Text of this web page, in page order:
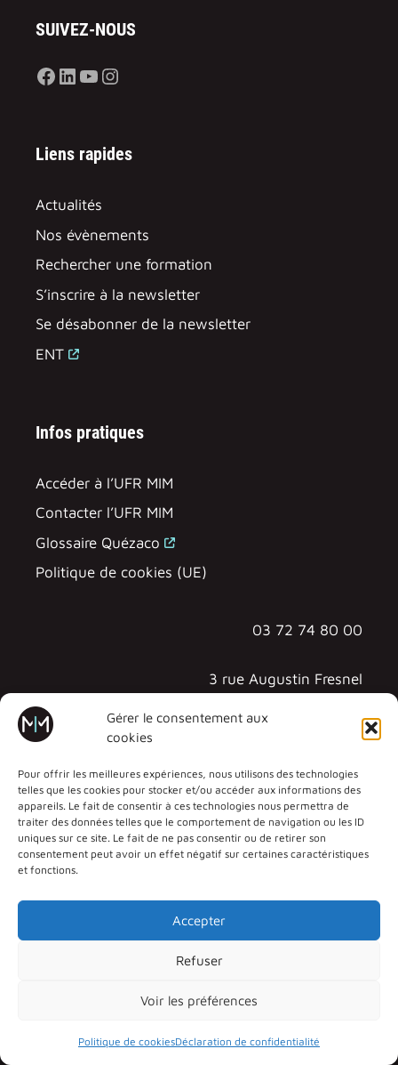
Gérer le consentement aux
cookies
Pour offrir les meilleures expériences, nous utilisons des technologies
telles que les cookies pour stocker et/ou accéder aux informations des
appareils. Le fait de consentir à ces technologies nous permettra de
traiter des données telles que le comportement de navigation ou les ID
uniques sur ce site. Le fait de ne pas consentir ou de retirer son
consentement peut avoir un effet négatif sur certaines caractéristiques
et fonctions.
Accepter
Refuser
Voir les préférences
Politique de cookiesDéclaration de confidentialité
SUIVEZ-NOUS
Facebook
LinkedIn
YouTube
Instagram
Liens rapides
Actualités
Nos évènements
Rechercher une formation
S’inscrire à la newsletter
Se désabonner de la newsletter
ENT
Infos pratiques
Accéder à l’UFR MIM
Contacter l’UFR MIM
Glossaire Quézaco
Politique de cookies (UE)
03 72 74 80 00
3 rue Augustin Fresnel
2026 © UFR MIM •Université de Lorraine• Tous droits réservés